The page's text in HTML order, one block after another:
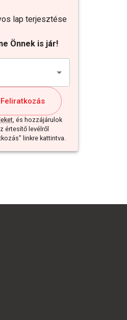
lap terjesztése
Önnek is jár!
Feliratkozás
, és hozzájárulok
értesítő levélről
linkre kattintva.